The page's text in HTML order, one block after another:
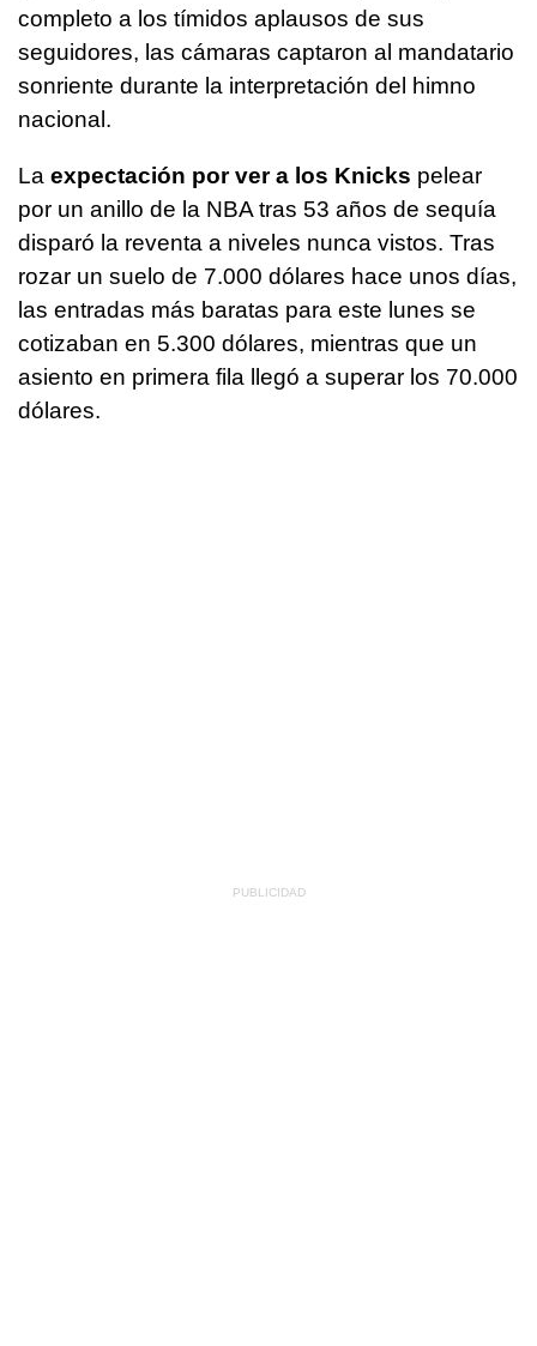
completo a los tímidos aplausos de sus
seguidores, las cámaras captaron al mandatario
sonriente durante la interpretación del himno
nacional.
La expectación por ver a los Knicks pelear
por un anillo de la NBA tras 53 años de sequía
disparó la reventa a niveles nunca vistos. Tras
rozar un suelo de 7.000 dólares hace unos días,
las entradas más baratas para este lunes se
cotizaban en 5.300 dólares, mientras que un
asiento en primera fila llegó a superar los 70.000
dólares.